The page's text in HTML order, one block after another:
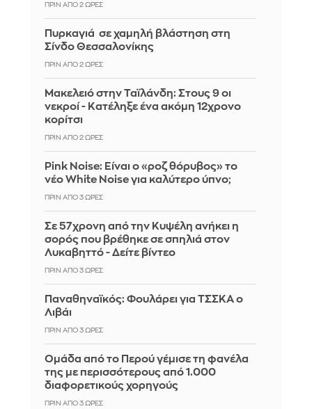
ΠΡΙΝ ΑΠΌ 2 ΏΡΕΣ
Πυρκαγιά σε χαμηλή βλάστηση στη
Σίνδο Θεσσαλονίκης
ΠΡΙΝ ΑΠΌ 2 ΏΡΕΣ
Μακελειό στην Ταϊλάνδη: Στους 9 οι
νεκροί - Κατέληξε ένα ακόμη 12χρονο
κορίτσι
ΠΡΙΝ ΑΠΌ 2 ΏΡΕΣ
Pink Noise: Είναι ο «ροζ θόρυβος» το
νέο White Noise για καλύτερο ύπνο;
ΠΡΙΝ ΑΠΌ 3 ΏΡΕΣ
Σε 57χρονη από την Κυψέλη ανήκει η
σορός που βρέθηκε σε σπηλιά στον
Λυκαβηττό - Δείτε βίντεο
ΠΡΙΝ ΑΠΌ 3 ΏΡΕΣ
Παναθηναϊκός: Φουλάρει για ΤΣΣΚΑ ο
Λιβάι
ΠΡΙΝ ΑΠΌ 3 ΏΡΕΣ
Ομάδα από το Περού γέμισε τη φανέλα
της με περισσότερους από 1.000
διαφορετικούς χορηγούς
ΠΡΙΝ ΑΠΌ 3 ΏΡΕΣ